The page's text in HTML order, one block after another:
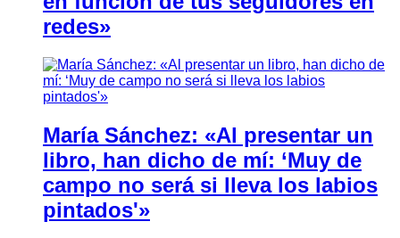
redes»
María Sánchez: «Al presentar un
libro, han dicho de mí: ‘Muy de
campo no será si lleva los labios
pintados'»